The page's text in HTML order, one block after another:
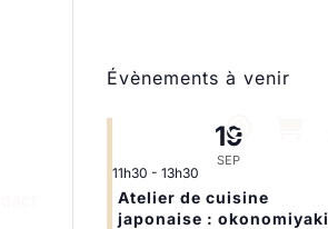
Évènements à venir
19
SEP
11h30 - 13h30
Atelier de cuisine
japonaise : okonomiyaki